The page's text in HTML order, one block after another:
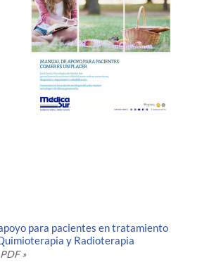
para pacientes en tratamiento
y Radioterapia
»